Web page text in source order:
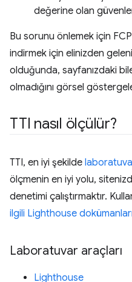
değerine olan
Bu sorunu önlemek için
indirmek için elinizden
olduğunda, sayfanızdaki
olmadığını görsel
TTI nasıl ölçülür?
TTI, en iyi şekilde
ölçmenin en iyi yolu,
denetimi çalıştırmaktır.
ilgili Lighthouse
Laboratuvar araçları
Lighthouse